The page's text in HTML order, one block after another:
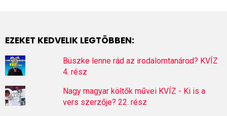
EZEKET KEDVELIK LEGTÖBBEN:
Büszke lenne rád az irodalomtanárod? KVÍZ
4. rész
Nagy magyar költők művei KVÍZ - Ki is a
vers szerzője? 22. rész